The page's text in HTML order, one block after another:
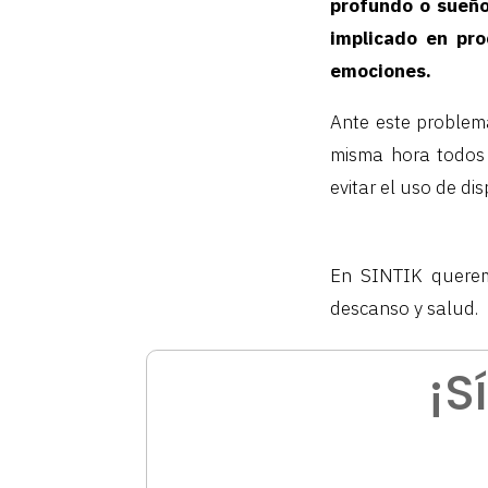
profundo o
implicado en
emociones.
Ante este
misma hora
evitar el uso de
En SINTIK
descanso y salud.